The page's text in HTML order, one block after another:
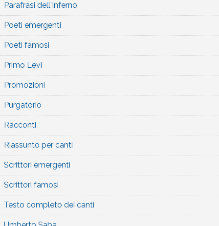
Parafrasi dell'Inferno
Poeti emergenti
Poeti famosi
Primo Levi
Promozioni
Purgatorio
Racconti
Riassunto per canti
Scrittori emergenti
Scrittori famosi
Testo completo dei canti